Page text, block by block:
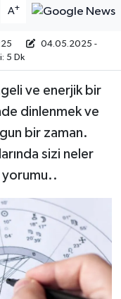
A+
04.05.2025 -
5 Dk
ve enerjik bir
dinlenmek ve
bir zaman.
sizi neler
yorumu..